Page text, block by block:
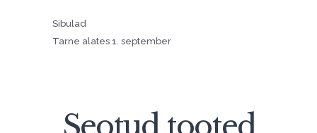
Sibulad
Tarne alates 1. september